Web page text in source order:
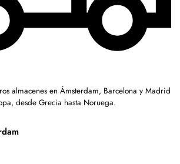
almacenes en Ámsterdam, Barcelona y Madrid
desde Grecia hasta Noruega.